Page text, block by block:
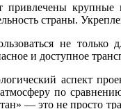
привлечены крупные
страны.
не
и доступное
аспект
по
— это не просто